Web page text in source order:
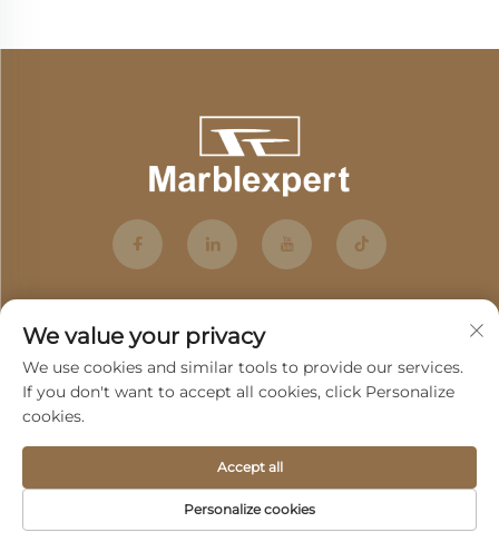
Privatbeleid
We value your privacy
We use cookies and similar tools to provide our services.
If you don't want to accept all cookies, click Personalize
cookies.
Personalize cookies
Accept all